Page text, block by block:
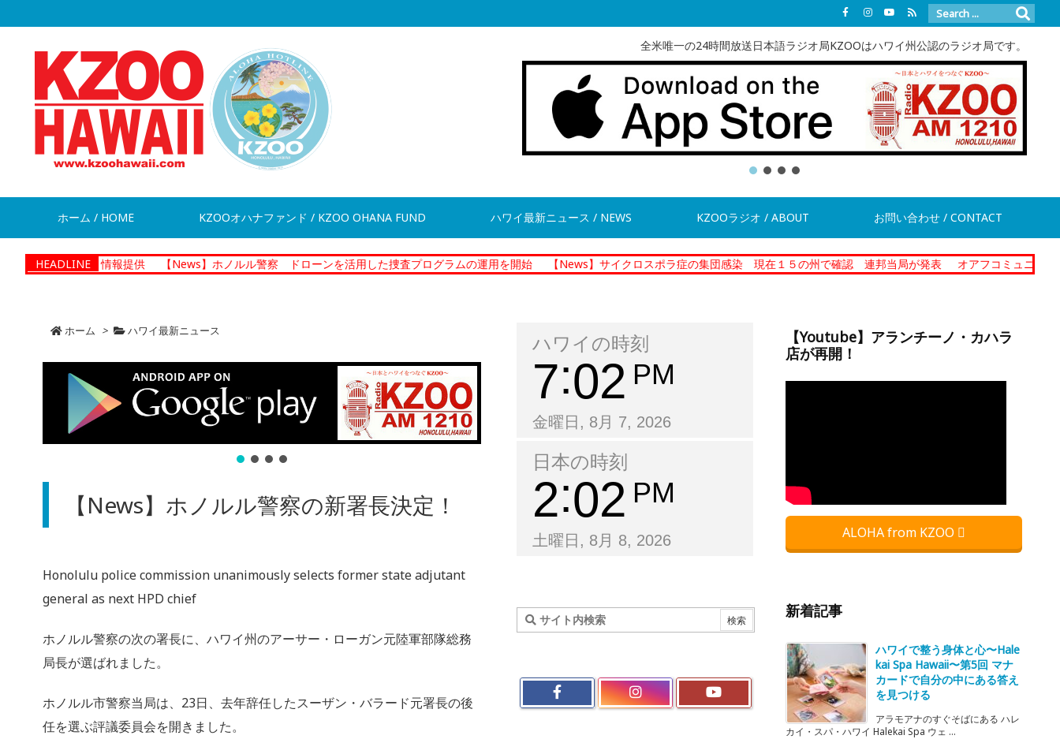
全米唯一の24時間放送日本語ラジオ局KZOOはハワイ州公認のラジオ局です。
ホーム / HOME KZOOオハナファンド / KZOO OHANA FUND ハワイ最新ニュース / NEWS KZOOラジオ / ABOUT お問い合わせ / CONTACT
HEADLINE
脱走 情報提供 【News】ホノルル警察 ドローンを活用した捜査プログラムの運用を開始 【News】サイクロスポラ症の集団感染 現在１５の州で確認 連邦当局が発表 オアフコミュニティーコレクシ
ホーム > ハワイ最新ニュース
【News】ホノルル警察の新署長決定！
Honolulu police commission unanimously selects former state adjutant
general as next HPD chief
ホノルル警察の次の署長に、ハワイ州のアーサー・ローガン元陸軍部隊総務
局長が選ばれました。
ホノルル市警察当局は、23日、去年辞任したスーザン・バラード元署長の後
任を選ぶ評議委員会を開きました。
ハワイの時刻
7 02 PM
金曜日, 8月 7, 2026
日本の時刻
2 02 PM
土曜日, 8月 8, 2026
【Youtube】アランチーノ・カハラ
店が再開！
ALOHA from KZOO
新着記事
ハワイで整う身体と心〜Hale
kai Spa Hawaii〜第5回 マナ
カードで自分の中にある答え
を見つける
アラモアナのすぐそばにある ハレ
カイ・スパ・ハワイ Halekai Spa ウェ ...